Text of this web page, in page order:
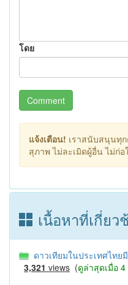
โดย
Comment
แจ้งเตือน! เราสนับสนุนทุ
สุภาพ ไม่ละเมิดผู้อื่น ไม่ก่
เนื้อหาที่เกี่ยว
ดาวเทียมในประเทศไทย
3,321 views (ดูล่าสุดเมื่อ